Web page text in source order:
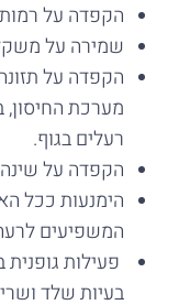
הקפדה על
שמירה על
הקפדה על
מערכת החיסון,
רעלים בגוף.
הקפדה על
הימנעות ככל
המשפיעים
פעילות
בעיות שלד